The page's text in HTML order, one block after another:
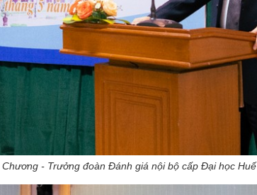
Chương - Trưởng đoàn Đánh giá nội bộ cấp Đại học Huế